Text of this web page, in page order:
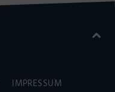
IMPRESSUM